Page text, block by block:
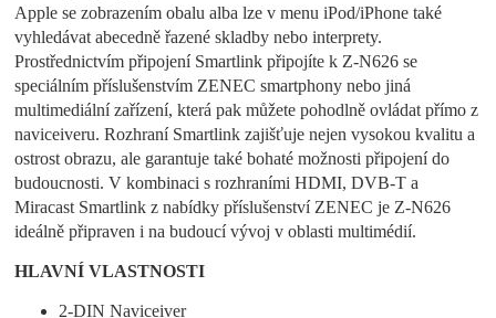
Apple se zobrazením obalu alba lze v menu iPod/iPhone také
vyhledávat abecedně řazené skladby nebo interprety.
Prostřednictvím připojení Smartlink připojíte k Z-N626 se
speciálním příslušenstvím ZENEC smartphony nebo jiná
multimediální zařízení, která pak můžete pohodlně ovládat přímo z
naviceiveru. Rozhraní Smartlink zajišťuje nejen vysokou kvalitu a
ostrost obrazu, ale garantuje také bohaté možnosti připojení do
budoucnosti. V kombinaci s rozhraními HDMI, DVB-T a
Miracast Smartlink z nabídky příslušenství ZENEC je Z-N626
ideálně připraven i na budoucí vývoj v oblasti multimédií.
HLAVNÍ VLASTNOSTI
2-DIN Naviceiver